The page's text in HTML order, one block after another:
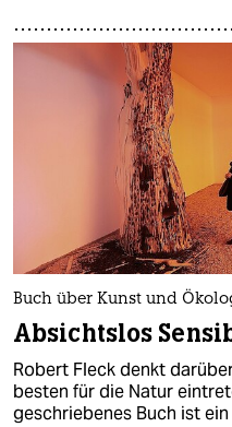
Buch über Kunst und
Absichtslos
Robert Fleck denkt
besten für die Natur
geschriebenes Buch ist